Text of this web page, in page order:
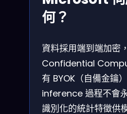
何？
資料採用端到端加密
Confidential
有 BYOK（自備金鑰
inference 過程不會
識別化的統計特徵供